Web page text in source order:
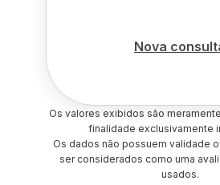
Nova
Os valores exibidos são
finalidade exclusivamente
Os dados não possuem validade
ser considerados como uma
usados.